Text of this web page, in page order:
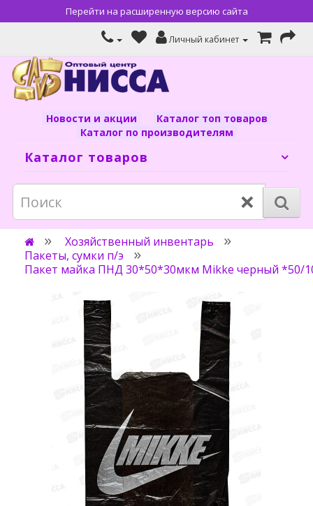
Перейти на расширенную версию сайта
Личный кабинет
Новости и акции
Каталог топ товаров
Каталог по производителям
Каталог товаров
×
Хозяйственный инвентарь
Пакеты, сумки п/э
Пакет майка ПНД 30*50*30мкм Mikke черный *50/